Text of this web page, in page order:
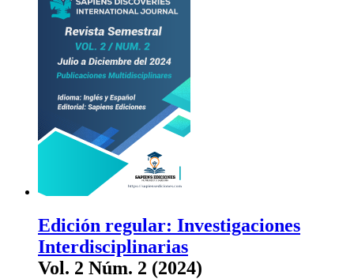
Edición regular: Investigaciones
Interdisciplinarias
Vol. 2 Núm. 2 (2024)